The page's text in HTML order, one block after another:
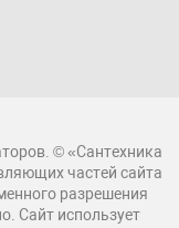
© «Сантехника
частей сайта
разрешения
Сайт использует